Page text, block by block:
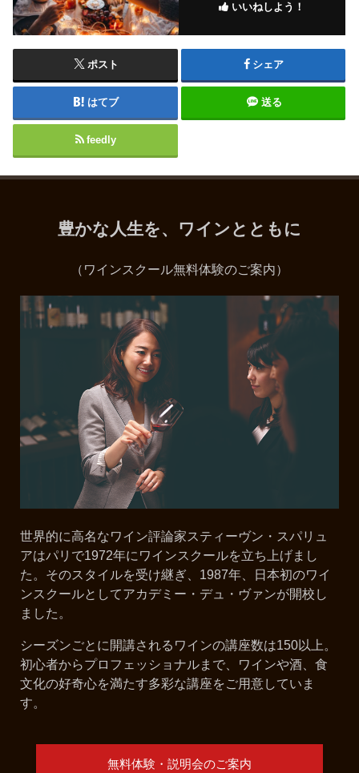
いいねしよう！
ポスト シェア
はてブ 送る
feedly
豊かな人生を、ワインとともに
（ワインスクール無料体験のご案内）
世界的に高名なワイン評論家スティーヴン・スパリュ
アはパリで1972年にワインスクールを立ち上げまし
た。そのスタイルを受け継ぎ、1987年、日本初のワイ
ンスクールとしてアカデミー・デュ・ヴァンが開校し
ました。
シーズンごとに開講されるワインの講座数は150以上。
初心者からプロフェッショナルまで、ワインや酒、食
文化の好奇心を満たす多彩な講座をご用意していま
す。
無料体験・説明会のご案内